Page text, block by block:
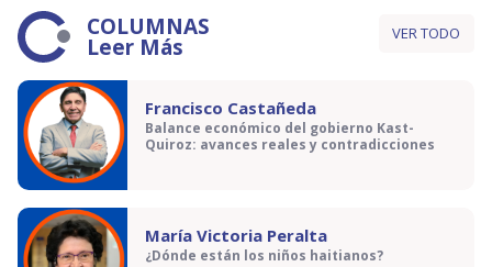
COLUMNAS
Leer Más VER TODO
Francisco Castañeda
Balance económico del gobierno Kast-
Quiroz: avances reales y contradicciones
María Victoria Peralta
¿Dónde están los niños haitianos?